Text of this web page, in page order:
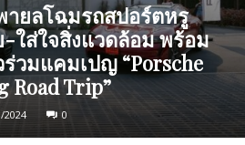
ยลโฉมรถสปอร์ตหรู
ใส่ใจสิ่งแวดล้อม พร้อม
วมแคมเปญ “Porsche
Road Trip”
2024 0